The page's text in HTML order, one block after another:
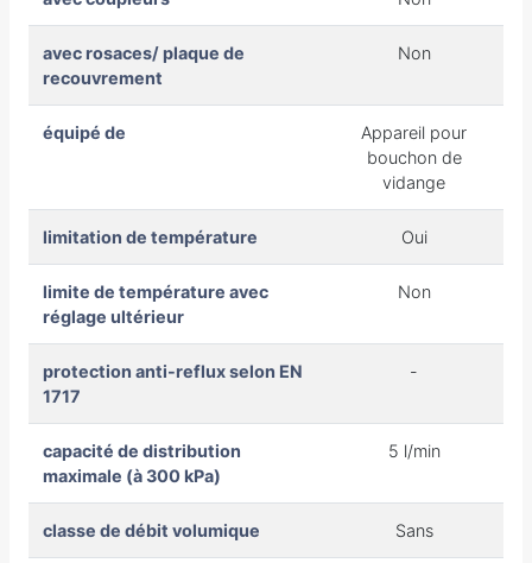
avec rosaces/ plaque de
recouvrement
Non
équipé de
Appareil pour
bouchon de
vidange
limitation de température Oui
limite de température avec
réglage ultérieur
Non
protection anti-reflux selon EN
1717
-
capacité de distribution
maximale (à 300 kPa)
5 l/min
classe de débit volumique Sans